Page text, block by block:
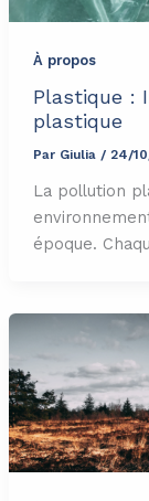
À propos
Plastique :
plastique
Par Giulia / 24/
La pollution
époque.